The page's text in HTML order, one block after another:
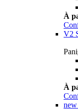
À
V2
À
new